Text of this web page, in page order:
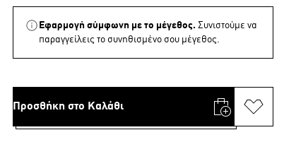
Εφαρμογή σύμφωνη με το μέγεθος. Συνιστούμε να
παραγγείλεις το συνηθισμένο σου μέγεθος.
Προσθήκη στο Καλάθι